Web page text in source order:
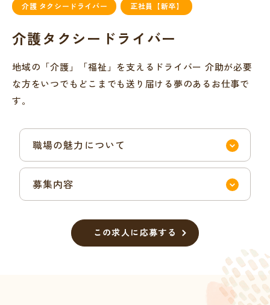
介護 タクシードライバー 正社員【新卒】
介護タクシードライバー
地域の「介護」「福祉」を支えるドライバー 介助が必要
な方をいつでもどこまでも送り届ける夢のあるお仕事で
す。
職場の魅力について
募集内容
この求人に応募する